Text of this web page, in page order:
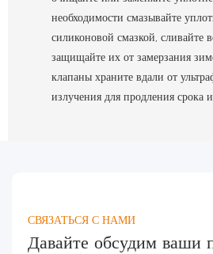
необходимости смазывайте
силиконовой смазкой, сливайте
защищайте их от замерзания
клапаны храните вдали от
излучения для продления срока
СВЯЗАТЬСЯ С НАМИ
Давайте обсудим ваши